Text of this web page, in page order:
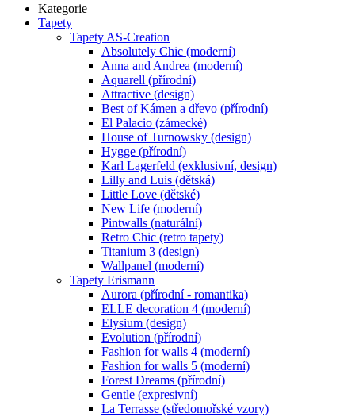
Kategorie
Tapety
Tapety AS-Creation
Absolutely Chic (moderní)
Anna and Andrea (moderní)
Aquarell (přírodní)
Attractive (design)
Best of Kámen a dřevo (přírodní)
El Palacio (zámecké)
House of Turnowsky (design)
Hygge (přírodní)
Karl Lagerfeld (exklusivní, design)
Lilly and Luis (dětská)
Little Love (dětské)
New Life (moderní)
Pintwalls (naturální)
Retro Chic (retro tapety)
Titanium 3 (design)
Wallpanel (moderní)
Tapety Erismann
Aurora (přírodní - romantika)
ELLE decoration 4 (moderní)
Elysium (design)
Evolution (přírodní)
Fashion for walls 4 (moderní)
Fashion for walls 5 (moderní)
Forest Dreams (přírodní)
Gentle (expresivní)
La Terrasse (středomořské vzory)